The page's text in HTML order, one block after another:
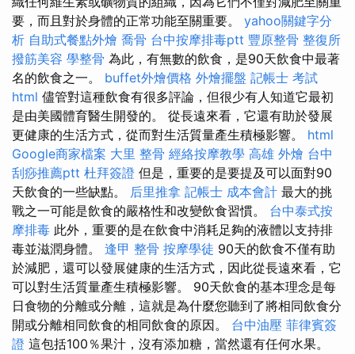
要，而且對於身體的正常功能至關重要。 yahoo關鍵字分
析 自助式餐點外燴 喬骨 台中按摩排毒ptt 豐原整骨 整復所
撥筋美容 學整骨 為此，有無數的飲食，是90天飲食中最著
名的飲食之一。 buffet外燴價格 外燴擺盤 記帳士 考試
html 儘管對這種飲食有很多評論，但很少有人知道它最初
是由美國體育醫生開發的。 從長遠來看，它還有助於發展
更健康的生活方式，從而對生活質量產生積極影響。 html
Google商家檔案 大里 整骨 經絡按摩教學 高雄 外燴 台中
刮痧推薦ptt 杜拜簽證 但是，重要的是要提及可以面對90
天飲食的一些缺點。 后里推拿 記帳士 成本會計 最大的挑
戰之一可能是飲食的嚴格性和改變飲食習慣。 台中泰式按
摩排毒 此外，重要的是在飲食中消耗足夠的液體以支持排
毒並滋潤身體。 逢甲 整骨 按摩學徒 90天的飲食不僅有助
於減肥，還可以發展健康的生活方式，因此從長遠來看，它
可以對生活質量產生積極影響。 90天飲食的基本理念是每
日食物的分離或分離，這就是為什麼您聽到了將相同飲食分
開或分離相同飲食的相同飲食的原因。 台中油壓 菲律賓簽
證 這包括100％果汁，沒有添加糖，當然還有任何水果。